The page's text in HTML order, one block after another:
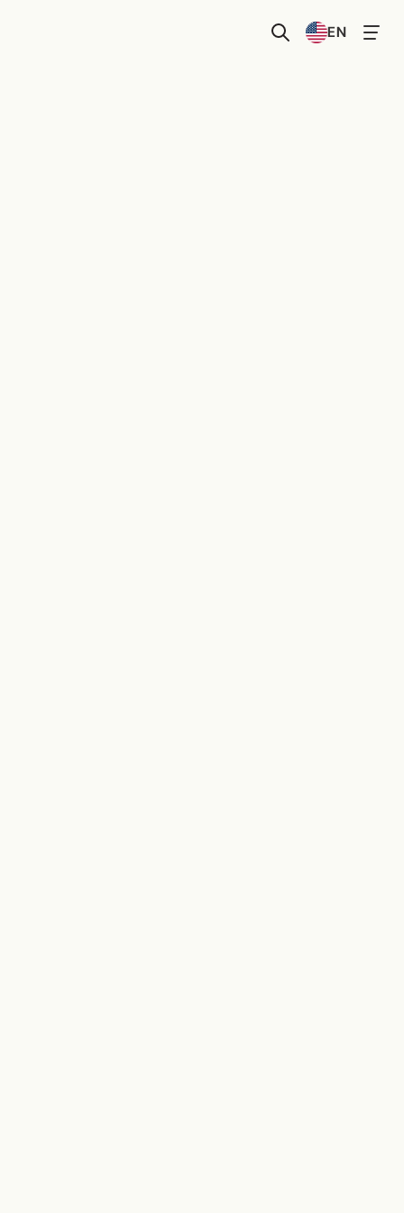
Select Language
EN